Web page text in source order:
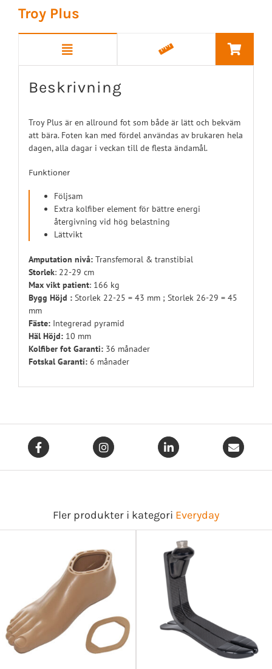
Troy Plus
Beskrivning
Troy Plus är en allround fot som både är lätt och bekväm
att bära. Foten kan med fördel användas av brukaren hela
dagen, alla dagar i veckan till de flesta ändamål.
Funktioner
Följsam
Extra kolfiber element för bättre energi
återgivning vid hög belastning
Lättvikt
Amputation nivå: Transfemoral & transtibial
Storlek: 22-29 cm
Max vikt patient: 166 kg
Bygg Höjd :Storlek 22-25 = 43 mm ; Storlek 26-29 = 45
mm
Fäste:Integrerad pyramid
Häl Höjd:10 mm
Kolfiber fot Garanti:36 månader
Fotskal Garanti:6 månader
Fler produkter i kategori Everyday